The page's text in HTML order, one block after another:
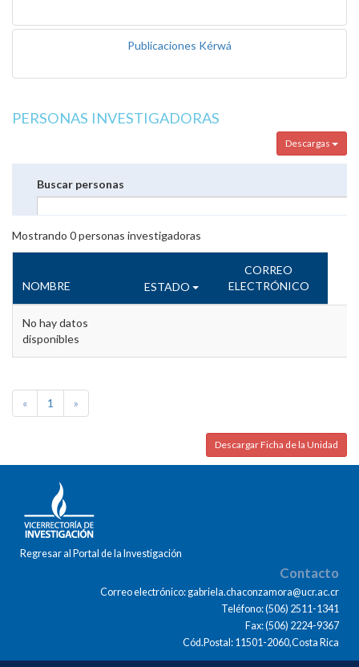
Publicaciones Kérwá
PERSONAS INVESTIGADORAS
Descargas
Buscar personas
Mostrando 0personas investigadoras
NOMBRE ESTADO
CORREO
ELECTRÓNICO
No hay datos
disponibles
« 1 »
Descargar Ficha de la Unidad
Regresar al Portal de la Investigación
Contacto
Correo electrónico: gabriela.chaconzamora@ucr.ac.cr
Teléfono: (506) 2511-1341
Fax: (506) 2224-9367
Cód.Postal: 11501-2060,Costa Rica